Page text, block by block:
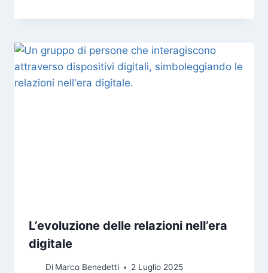
L’evoluzione delle relazioni nell’era
digitale
Di Marco Benedetti 2 Luglio 2025